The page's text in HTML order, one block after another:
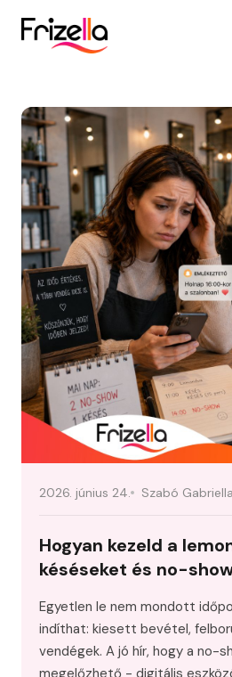
2026. június 24. Szabó
Hogyan kezeld a
késéseket és no-
Egyetlen le nem mondott
indíthat: kiesett bevétel,
vendégek. A jó hír, hogy a no-
megelőzhető - digitális